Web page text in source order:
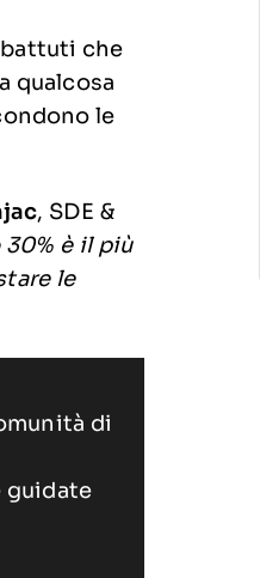
battuti che
qualcosa
le
, SDE &
30% è il più
le
di
guidate